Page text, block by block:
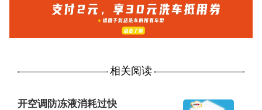
相关阅读
开空调防冻液消耗过快